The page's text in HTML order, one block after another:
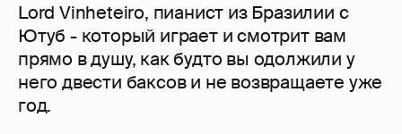
Lord Vinheteiro, пианист из Бразилии с
Ютуб - который играет и смотрит вам
прямо в душу, как будто вы одолжили у
него двести баксов и не возвращаете уже
год.